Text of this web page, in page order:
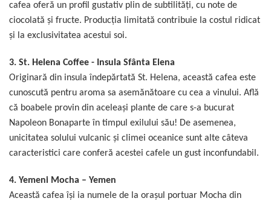
cafea oferă un profil gustativ plin de subtilități, cu note de
ciocolată și fructe. Producția limitată contribuie la costul ridicat
și la exclusivitatea acestui soi.
3. St. Helena Coffee - Insula Sfânta Elena
Originară din insula îndepărtată St. Helena, această cafea este
cunoscută pentru aroma sa asemănătoare cu cea a vinului. Află
că boabele provin din aceleași plante de care s-a bucurat
Napoleon Bonaparte în timpul exilului său! De asemenea,
unicitatea solului vulcanic și climei oceanice sunt alte câteva
caracteristici care conferă acestei cafele un gust inconfundabil.
4. Yemeni Mocha – Yemen
Această cafea își ia numele de la orașul portuar Mocha din